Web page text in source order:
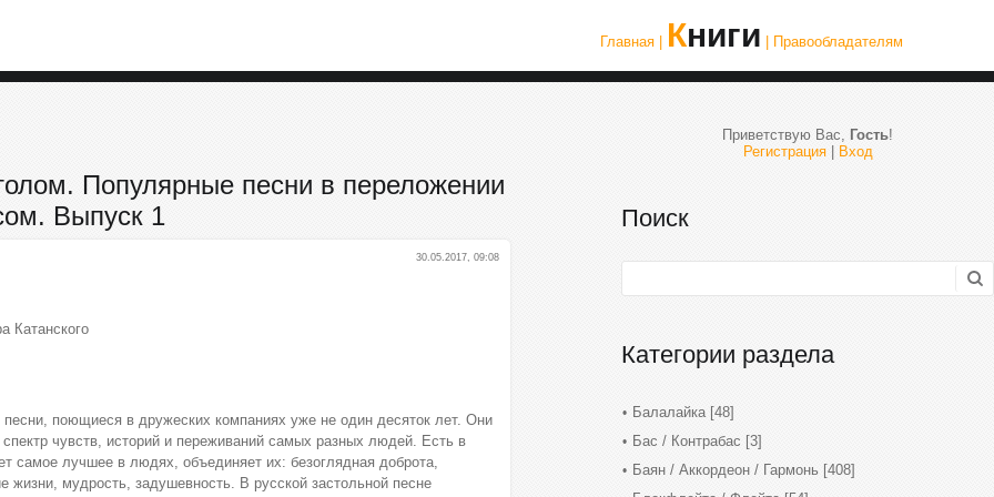
Главная | Книги | Правообладателям
Популярные песни в переложении
Выпуск 1
30.05.2017, 09:08
Катанского
поющиеся в дружеских компаниях уже не один десяток лет. Они
чувств, историй и переживаний самых разных людей. Есть в
самое лучшее в людях, объединяет их: безоглядная доброта,
мудрость, задушевность. В русской застольной песне
Приветствую Вас, Гость!
Регистрация| Вход
Поиск
Категории раздела
Балалайка [48]
Бас / Контрабас [3]
Баян / Аккордеон / Гармонь [408]